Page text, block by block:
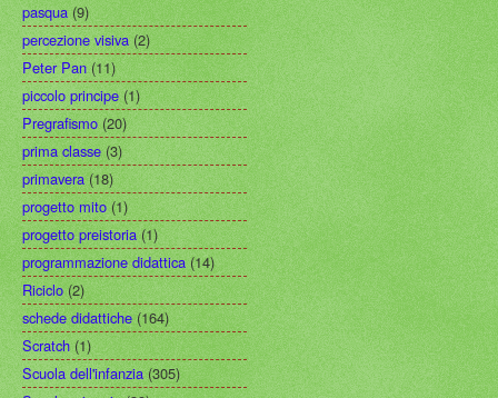
pasqua (9)
percezione visiva (2)
Peter Pan (11)
piccolo principe (1)
Pregrafismo (20)
prima classe (3)
primavera (18)
progetto mito (1)
progetto preistoria (1)
programmazione didattica (14)
Riciclo (2)
schede didattiche (164)
Scratch (1)
Scuola dell'infanzia (305)